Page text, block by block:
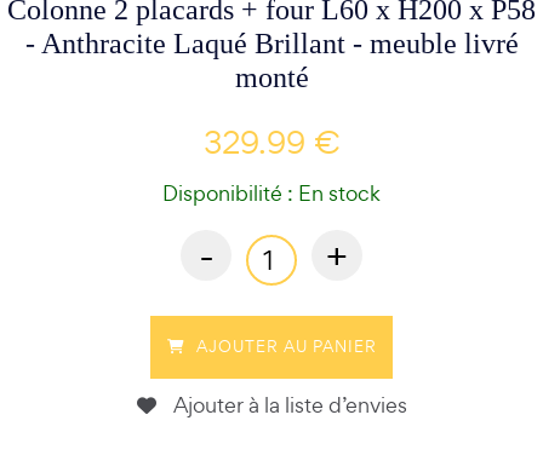
Colonne 2 placards + four L60 x H200 x P58
- Anthracite Laqué Brillant - meuble livré
monté
329.99 €
Disponibilité : En stock
- +
AJOUTER AU PANIER
Ajouter à la liste d’envies